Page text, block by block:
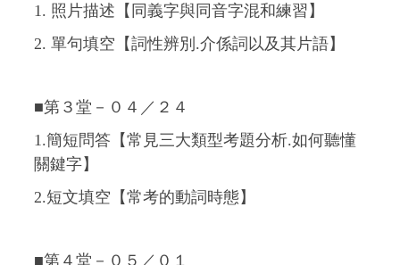
1. 照片描述【同義字與同音字混和練習】
2. 單句填空【詞性辨別.介係詞以及其片語】
■第３堂－０４／２４
1.簡短問答【常見三大類型考題分析.如何聽懂
關鍵字】
2.短文填空【常考的動詞時態】
■第４堂－０５／０１